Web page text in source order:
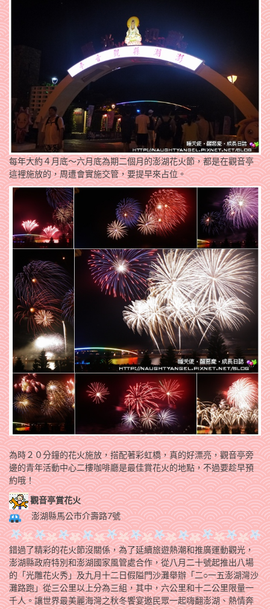
每年大約４月底～六月底為期二個月的澎湖花火節，都是在觀音亭
這裡施放的，周遭會實施交管，要提早來占位。
為時２０分鐘的花火施放，搭配著彩虹橋，真的好漂亮，觀音亭旁
邊的青年活動中心二樓咖啡廳是最佳賞花火的地點，不過要趁早預
約哦！
觀音亭賞花火
澎湖縣馬公市介壽路7號
錯過了精彩的花火節沒關係，為了延續旅遊熱潮和推廣運動觀光，
澎湖縣政府特別和澎湖國家風管處合作，從八月二十號起推出八場
的「光雕花火秀」及九月十二日假隘門沙灘舉辦「二○一五澎湖灣沙
灘路跑」從三公里以上分為三組，其中，六公里和十二公里限量一
千人。讓世界最美麗海灣之秋冬饗宴邀民眾一起嗨翻澎湖、熱情奔